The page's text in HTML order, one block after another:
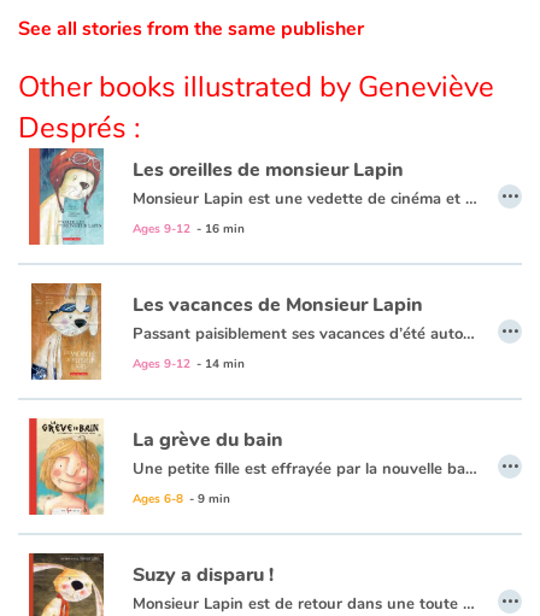
Contraste +
Help
Home
Family
Schools
Libraries
Videos & Tutorials
See all stories from the same publisher
Other books illustrated by Geneviève
Després :
Les oreilles de monsieur Lapin
Monsieur Lapin est une vedette de cinéma et le gagnant de nombreux concours de beauté. Un matin en se regardant dans le miroir, il réalise que quelqu'un lui a volé ses oreilles. Privé de ces dernières, monsieur Lapin ressemble à... À quoi au juste ? Monsieur Lapin ne le sait pas. Il n'a jamais vu de lapin sans oreilles. Affolé, il court au poste de police pour raconter son histoire au commissaire Mastiff. Le policier constate que monsieur Lapin n'est pas le seul dans cette situation. Il y a également un coq à qui l'on a volé sa crête, un paon qui s'est retrouvé sans plumes du jour au lendemain et une chatte angora à qui l'on a dérobé sa superbe queue : ces trois animaux ont tous été récompensés dans des concours de beauté. Mais qui s'amuse à voler ces animaux ? Et pourquoi ? Voilà un mystère que monsieur Lapin (qui ne ressemble plus à un lapin) et le commissaire Mastiff ne tarderont pas à résoudre.
Ages 9-12 - 16 min
…
Les vacances de Monsieur Lapin
Passant paisiblement ses vacances d’été autour de la piscine du Grand-Hôtel en compagnie de Suzy et du commissaire Mastiff, monsieur Lapin et ses comparses doivent se remettre au travail lorsqu’une affaire de vols de maillots de bains éclate à l’hôtel. Plus d’une douzaine de clients ont été victime de vol. De jour en jour, le nombre de cambriolages augmente. Mais qui peut bien être responsable de ces délits ? Et surtout, est-ce que nos héros réussiront à retrouver tous les maillots avant la fin des vacances ?
Ages 9-12 - 14 min
…
La grève du bain
Une petite fille est effrayée par la nouvelle baignoire que ses parents ont achetée. Ce bain n'a plus rien à voir avec la vieille Agathe (c'est le nom qu'elle donnait à sa baignoire sur pattes). Il est énorme et rempli de boutons et d'options. Il y a même une fonction appelé remous pour que l'eau s'agite et fasse des vagues. En plus, cette nouvelle baignoire est super bruyante. Plus possible de se laver dans le calme. Non, c'est décidé, elle fera la grève... la grève du bain !
Ages 6-8 - 9 min
…
Suzy a disparu !
Monsieur Lapin est de retour dans une toute nouvelle aventure. Mais après s'être fait voler ses oreilles dans …